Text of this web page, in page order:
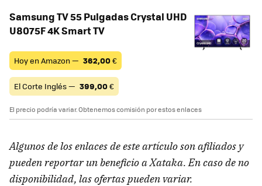
Samsung TV 55 Pulgadas Crystal UHD
U8075F 4K Smart TV
Hoy en Amazon — 362,00€
El Corte Inglés — 399,00€
El precio podría variar. Obtenemos comisión por estos enlaces
Algunos de los enlaces de este artículo son afiliados y
pueden reportar un beneficio a Xataka. En caso de no
disponibilidad, las ofertas pueden variar.